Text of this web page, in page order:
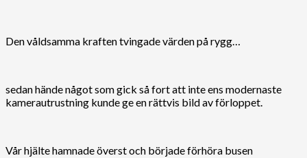
Den våldsamma kraften tvingade värden på rygg…
sedan hände något som gick så fort att inte ens modernaste
kamerautrustning kunde ge en rättvis bild av förloppet.
Vår hjälte hamnade överst och började förhöra busen